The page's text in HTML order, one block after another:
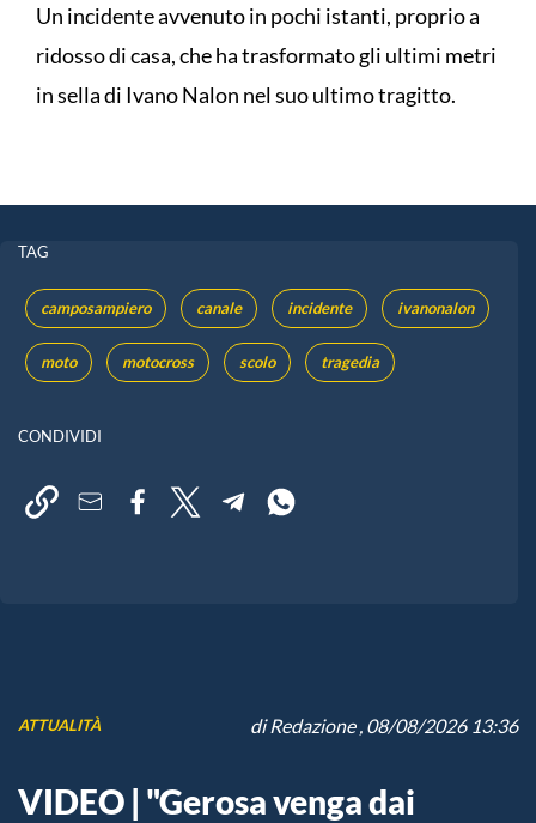
Un incidente avvenuto in pochi istanti, proprio a
ridosso di casa, che ha trasformato gli ultimi metri
in sella di Ivano Nalon nel suo ultimo tragitto.
TAG
camposampiero canale incidente ivanonalon
moto motocross scolo tragedia
CONDIVIDI
ATTUALITÀ diRedazione, 08/08/2026 13:36
VIDEO | "Gerosa venga dai